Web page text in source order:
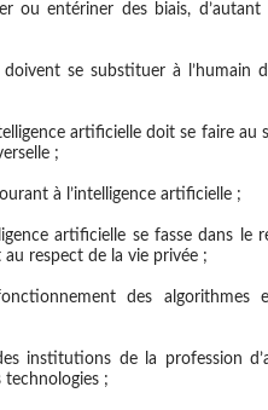
ou entériner des biais, d’autant
se substituer à l’humain
artificielle doit se faire au
;
à l’intelligence artificielle ;
artificielle se fasse dans le
respect de la vie privée ;
des algorithmes
institutions de la profession
;